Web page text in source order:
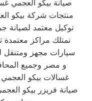
صيانة بيكو العجمي
منتجات شركة بيكو
توكيل معتمد لصيانة
نمتلك مراكز
سيارات مجهز ومتنقل
و مصر وجميع
غسالات بيكو
صيانة فريزر بيكو